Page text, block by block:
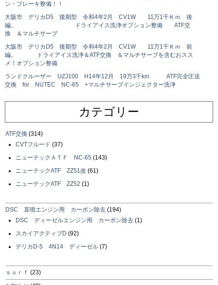
ン・ブレーキ整備！！
大阪市 デリカD5 後期型 令和4年2月 CV1W 11万1千Ｋｍ 後
編。 ドライアイス洗浄オプション整備 ATF交
換 ＆マルチサーブ
大阪市 デリカD5 後期型 令和4年2月 CV1W 11万1千Ｋｍ 前
編。 ドライアイス洗浄＆ATF交換 ＆マルチサーブを含むおスス
メ！オプション整備
ランドクルーザー UZJ100 H14年12月 19万3千km ATF完全圧送
交換 for NUTEC NC-65 +マルチサーブインジェクター洗浄
カテゴリー
ATF交換 (314)
CVTフルード (37)
ニューテックＡＴＦ NC-65 (143)
ニューテックATF ZZ51改 (61)
ニューテックATF ZZ52 (1)
DSC 直噴エンジン用 カーボン除去 (194)
DSC ディーゼルエンジン用 カーボン除去 (1)
スカイアクティブD (92)
デリカD-5 4N14 ディーゼル (7)
ｓｕｒｆ (23)